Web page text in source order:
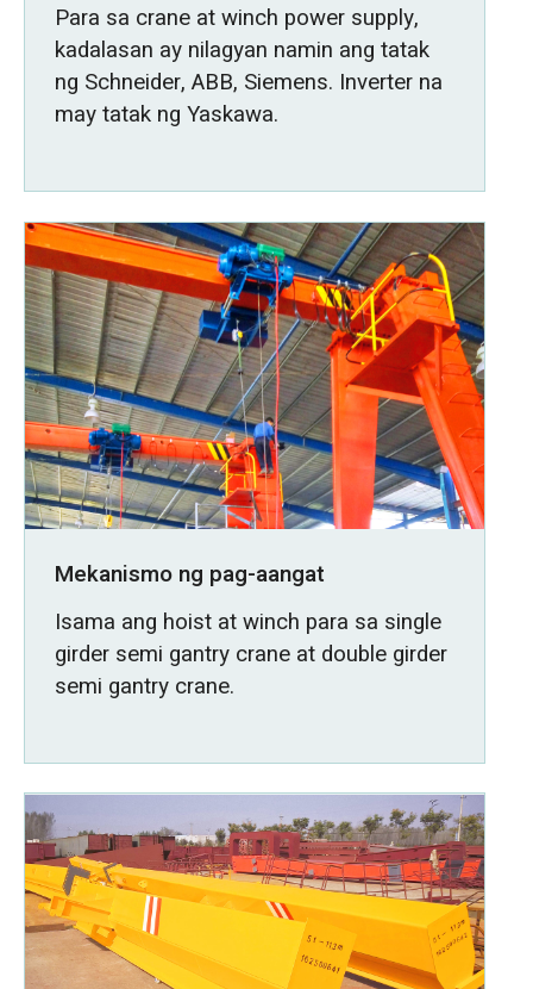
Para sa crane at winch power supply,
kadalasan ay nilagyan namin ang tatak
ng Schneider, ABB, Siemens. Inverter na
may tatak ng Yaskawa.
Mekanismo ng pag-aangat
Isama ang hoist at winch para sa single
girder semi gantry crane at double girder
semi gantry crane.